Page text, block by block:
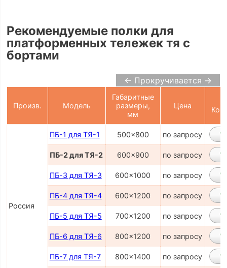
Рекомендуемые полки для
платформенных тележек тя с
бортами
← Прокручивается →
Произв. Модель
Габаритные
размеры,
мм
Цена
Россия
ПБ-1 для ТЯ-1 500x800 по запросу
ПБ-2 для ТЯ-2 600x900 по запросу
ПБ-3 для ТЯ-3 600x1000 по запросу
ПБ-4 для ТЯ-4 600x1200 по запросу
ПБ-5 для ТЯ-5 700x1200 по запросу
ПБ-6 для ТЯ-6 800x1200 по запросу
ПБ-7 для ТЯ-7 800x1400 по запросу